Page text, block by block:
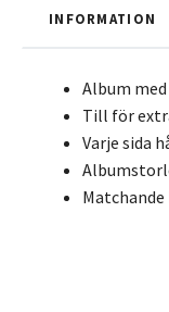
INFORMATION
Album
Till för
Varje sida